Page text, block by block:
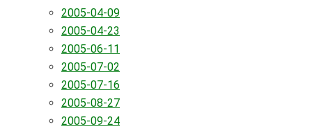
2005-04-09
2005-04-23
2005-06-11
2005-07-02
2005-07-16
2005-08-27
2005-09-24